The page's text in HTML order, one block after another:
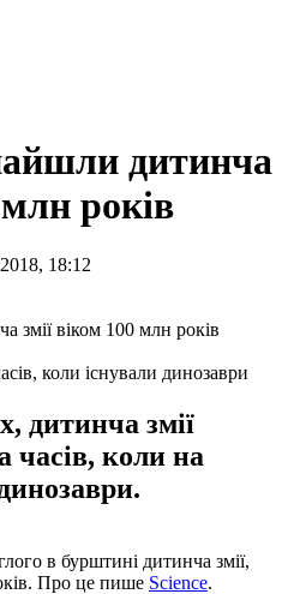
дитинча
млн років
18:12
коли існували динозаври
дитинча змії
часів, коли на
в бурштині дитинча змії,
Про це пише Science.